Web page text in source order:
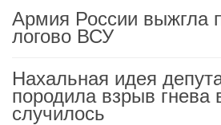
Армия России выжгла
логово ВСУ
Нахальная идея
породила взрыв
случилось